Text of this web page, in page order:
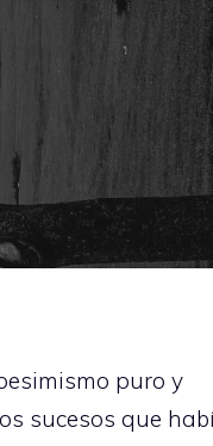
puro y
sucesos que